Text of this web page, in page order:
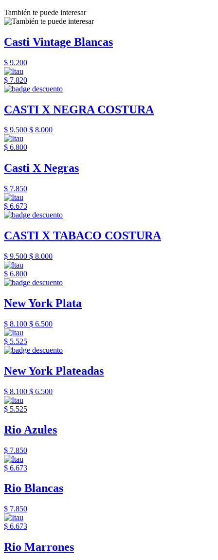
También te puede interesar
Casti Vintage Blancas
$ 9.200
$ 7.820
CASTI X NEGRA COSTURA
$ 9.500 $ 8.000
$ 6.800
Casti X Negras
$ 7.850
$ 6.673
CASTI X TABACO COSTURA
$ 9.500 $ 8.000
$ 6.800
New York Plata
$ 8.100 $ 6.500
$ 5.525
New York Plateadas
$ 8.100 $ 6.500
$ 5.525
Rio Azules
$ 7.850
$ 6.673
Rio Blancas
$ 7.850
$ 6.673
Rio Marrones